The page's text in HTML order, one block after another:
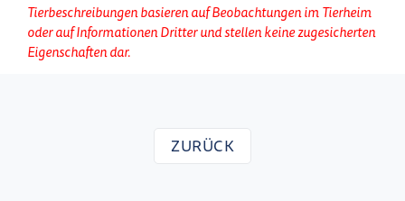
Tierbeschreibungen basieren auf Beobachtungen im Tierheim
oder auf Informationen Dritter und stellen keine zugesicherten
Eigenschaften dar.
ZURÜCK